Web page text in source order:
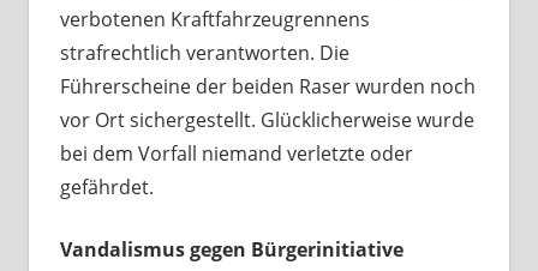
verbotenen Kraftfahrzeugrennens
strafrechtlich verantworten. Die
Führerscheine der beiden Raser wurden noch
vor Ort sichergestellt. Glücklicherweise wurde
bei dem Vorfall niemand verletzte oder
gefährdet.
Vandalismus gegen Bürgerinitiative